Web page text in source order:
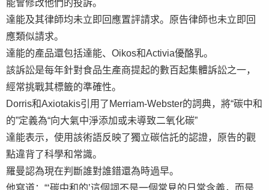
能會修改他們的投訴。
達能及其律師均未立即回應置評請求。原告律師也未立即回
應類似請求。
達能的產品還包括達能、Oikos和Activia優酪乳。
該訴訟是每年針對食品生產商提起的數百起集體訴訟之一，
經常挑戰其標籤的準確性。
Dorris和Axiotakis引用了Merriam-Webster的詞典，將“碳中和
的”定義為“向大氣中淨添加或未導致二氧化碳”
達能表示，使用該術語反映了獨立碳信託的認證，原告的觀
點違背了科學和常識。
羅曼認為現在判斷誰對誰錯還為時過早。
他寫道：“‘碳中和的’這個詞不是一個常見的日常含義，而是